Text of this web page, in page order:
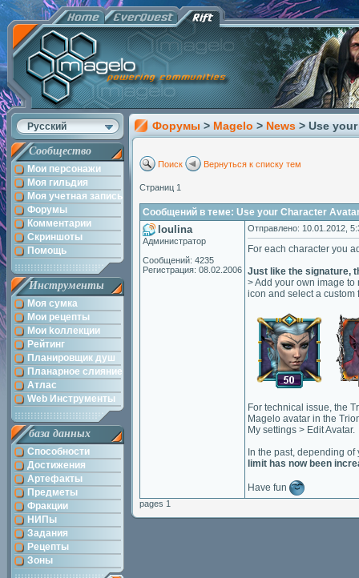
Русский
Сообщество
Мои персонажи
Моя гильдия
Моя учетная запись
Форумы
Комментарии
Скриншоты
Помощь
Инструменты
Моя сумка
Мои рецепты
Мои kоллекции
Рейтинг
Планировщик душ
Планарное слияние
Атлас
Web Инструменты
база данных
Способности
Достижения
Артефакты
Предметы
Фракции
НИПы
Задания
Рецепты
Зоны
Форумы > Magelo > News > Use
Поиск Вернуться к списку тем
Страниц 1
Сообщений в теме: Use your Character
loulina
Администратор
Сообщений: 4235
Регистрация: 08.02.2006
Отправлено: 10.01.2012,
For each character you
Just like the signature,
> Add your own image
icon and select a custom
For technical issue, the
Magelo avatar in the
My settings > Edit Avatar.
In the past, depending
limit has now been
Have fun
pages 1